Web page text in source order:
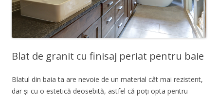
Blat de granit cu finisaj periat pentru baie
Blatul din baia ta are nevoie de un material cât mai rezistent,
dar și cu o estetică deosebită, astfel că poți opta pentru